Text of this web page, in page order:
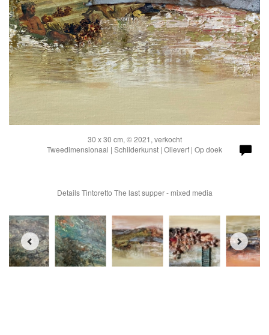
30 x 30 cm, © 2021, verkocht
Tweedimensionaal | Schilderkunst | Olieverf | Op doek
Details Tintoretto The last supper - mixed media